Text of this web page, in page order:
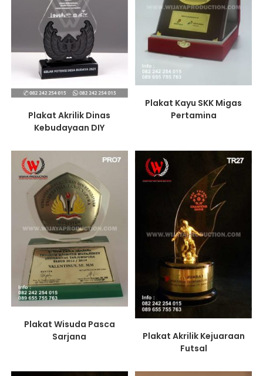
Plakat Akrilik Dinas
Kebudayaan DIY
Plakat Kayu SKK Migas
Pertamina
Plakat Wisuda Pasca
Sarjana
Plakat Akrilik Kejuaraan
Futsal